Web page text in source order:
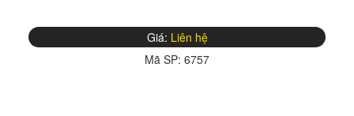
Giá: Liên hệ
Mã SP: 6757